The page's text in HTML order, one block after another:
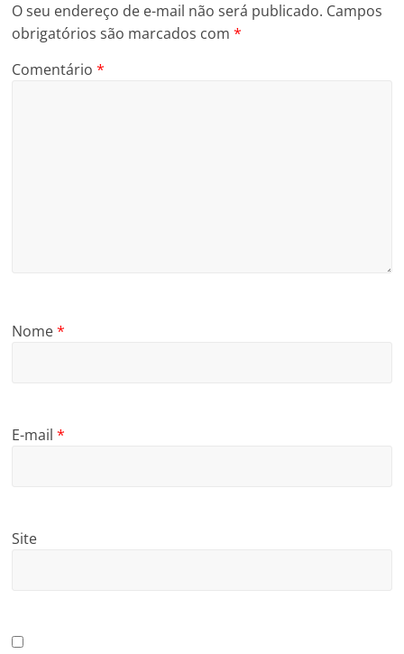
O seu endereço de e-mail não será publicado. Campos
obrigatórios são marcados com*
Comentário*
Nome*
E-mail*
Site